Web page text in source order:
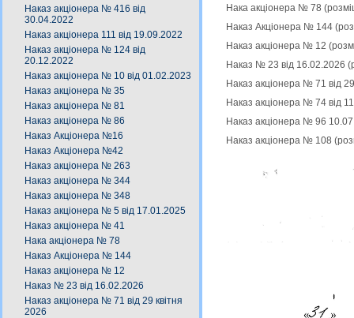
Наказ акціонера № 416 від
30.04.2022
Наказ акціонера 111 від 19.09.2022
Наказ акціонера № 124 від
20.12.2022
Наказ акціонера № 10 від 01.02.2023
Наказ акціонера № 35
Наказ акціонера № 81
Наказ акціонера № 86
Наказ Акціонера №16
Наказ Акціонера №42
Наказ акціонера № 263
Наказ акціонера № 344
Наказ акціонера № 348
Наказ акціонера № 5 від 17.01.2025
Наказ акціонера № 41
Нака акціонера № 78
Наказ Акціонера № 144
Наказ акціонера № 12
Наказ № 23 від 16.02.2026
Наказ акціонера № 71 від 29 квітня
2026
Нака акціонера № 78
Наказ Акціонера № 144
Наказ акціонера № 12
Наказ № 23 від 16.02.2026
Наказ акціонера № 71 від
Наказ акціонера № 74 від
Наказ акціонера № 96
Наказ акціонера № 108